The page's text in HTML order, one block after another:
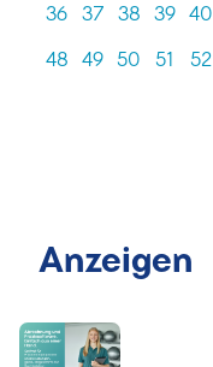
36 37 38 39 40
48 49 50 51 52
Anzeigen